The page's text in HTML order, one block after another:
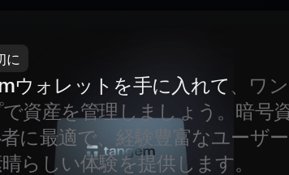
に
ウォレットを手に入れて、ワン
資産を管理しましょう。暗号
に最適で、経験豊富なユーザー
らしい体験を提供します。